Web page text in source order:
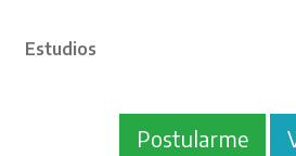
Estudios
Postularme